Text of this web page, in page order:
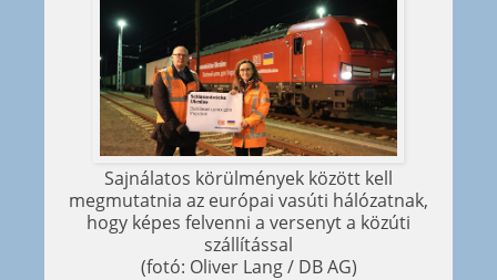
Sajnálatos körülmények között kell
megmutatnia az európai vasúti hálózatnak,
hogy képes felvenni a versenyt a közúti
szállítással
(fotó: Oliver Lang / DB AG)